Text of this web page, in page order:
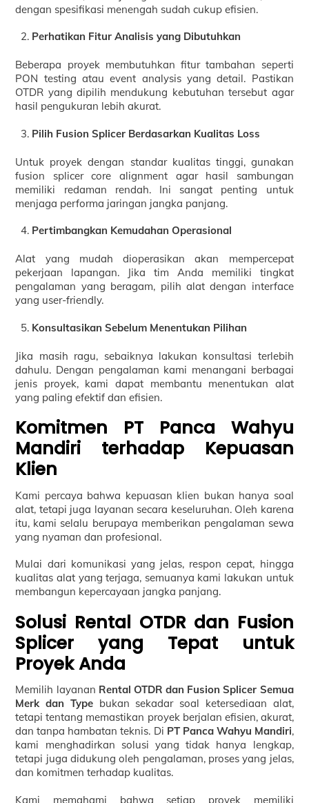
dengan spesifikasi menengah sudah cukup efisien.
Perhatikan Fitur Analisis yang Dibutuhkan
Beberapa proyek membutuhkan fitur tambahan seperti
PON testing atau event analysis yang detail. Pastikan
OTDR yang dipilih mendukung kebutuhan tersebut agar
hasil pengukuran lebih akurat.
Pilih Fusion Splicer Berdasarkan Kualitas Loss
Untuk proyek dengan standar kualitas tinggi, gunakan
fusion splicer core alignment agar hasil sambungan
memiliki redaman rendah. Ini sangat penting untuk
menjaga performa jaringan jangka panjang.
Pertimbangkan Kemudahan Operasional
Alat yang mudah dioperasikan akan mempercepat
pekerjaan lapangan. Jika tim Anda memiliki tingkat
pengalaman yang beragam, pilih alat dengan interface
yang user-friendly.
Konsultasikan Sebelum Menentukan Pilihan
Jika masih ragu, sebaiknya lakukan konsultasi terlebih
dahulu. Dengan pengalaman kami menangani berbagai
jenis proyek, kami dapat membantu menentukan alat
yang paling efektif dan efisien.
Komitmen PT Panca Wahyu
Mandiri terhadap Kepuasan
Klien
Kami percaya bahwa kepuasan klien bukan hanya soal
alat, tetapi juga layanan secara keseluruhan. Oleh karena
itu, kami selalu berupaya memberikan pengalaman sewa
yang nyaman dan profesional.
Mulai dari komunikasi yang jelas, respon cepat, hingga
kualitas alat yang terjaga, semuanya kami lakukan untuk
membangun kepercayaan jangka panjang.
Solusi Rental OTDR dan Fusion
Splicer yang Tepat untuk
Proyek Anda
Memilih layanan Rental OTDR dan Fusion Splicer Semua
Merk dan Typebukan sekadar soal ketersediaan alat,
tetapi tentang memastikan proyek berjalan efisien, akurat,
dan tanpa hambatan teknis. Di PT Panca Wahyu Mandiri,
kami menghadirkan solusi yang tidak hanya lengkap,
tetapi juga didukung oleh pengalaman, proses yang jelas,
dan komitmen terhadap kualitas.
Kami memahami bahwa setiap proyek memiliki